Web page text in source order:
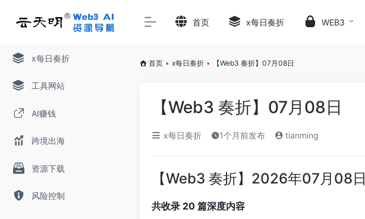
x每日奏折
工具网站
AI赚钱
跨境出海
资源下载
风险控制
首页 x每日奏折 WEB3
首页 • x每日奏折 • 【Web3 奏折】07月08日
【Web3 奏折】07月08日
x每日奏折 1个月前发布 tianming
【Web3 奏折】2026年07月08日
共收录 20 篇深度内容